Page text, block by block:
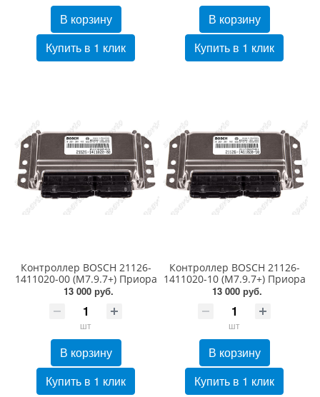
В корзину
Купить в 1 клик
В корзину
Купить в 1 клик
Контроллер BOSCH 21126-
1411020-00 (М7.9.7+) Приора
13 000 руб.
шт
В корзину
Купить в 1 клик
Контроллер BOSCH 21126-
1411020-10 (М7.9.7+) Приора
13 000 руб.
шт
В корзину
Купить в 1 клик